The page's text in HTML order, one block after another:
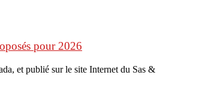
pour 2026
et publié sur le site Internet du Sas &